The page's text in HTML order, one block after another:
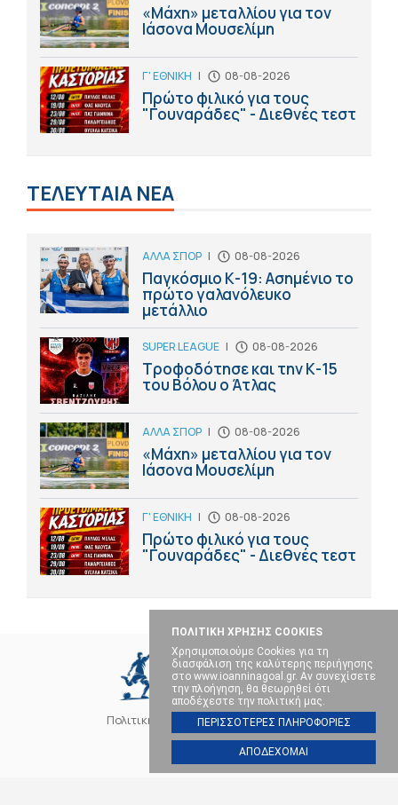
ΠΟΛΙΤΙΚΗ ΧΡΗΣΗΣ COOKIES
Χρησιμοποιούμε Cookies για τη
διασφάλιση της καλύτερης περιήγησης
στο www.ioanninagoal.gr. Αν συνεχίσετε
την πλοήγηση, θα θεωρηθεί ότι
αποδέχεστε την πολιτική μας.
ΠΕΡΙΣΣΟΤΕΡΕΣ ΠΛΗΡΟΦΟΡΙΕΣ
ΑΠΟΔΕΧΟΜΑΙ
«Μάχη» μεταλλίου για τον
Ιάσονα Μουσελίμη
Γ' ΕΘΝΙΚΗ | 08-08-2026
Πρώτο φιλικό για τους
"Γουναράδες" - Διεθνές τεστ
ΤΕΛΕΥΤΑΙΑ ΝΕΑ
ΑΛΛΑ ΣΠΟΡ | 08-08-2026
Παγκόσμιο Κ-19: Ασημένιο το
πρώτο γαλανόλευκο
μετάλλιο
SUPER LEAGUE | 08-08-2026
Τροφοδότησε και την Κ-15
του Βόλου ο Άτλας
ΑΛΛΑ ΣΠΟΡ | 08-08-2026
«Μάχη» μεταλλίου για τον
Ιάσονα Μουσελίμη
Γ' ΕΘΝΙΚΗ | 08-08-2026
Πρώτο φιλικό για τους
"Γουναράδες" - Διεθνές τεστ
Πολιτική Cookies Επικοινωνία
SOCIAL MEDIA